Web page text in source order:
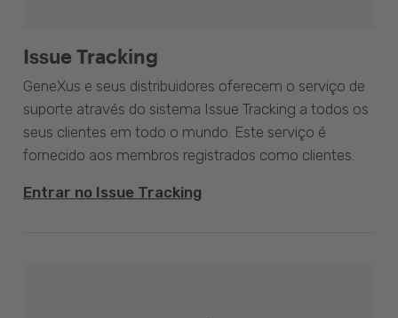
Issue Tracking
GeneXus e seus distribuidores oferecem o serviço de
suporte através do sistema Issue Tracking a todos os
seus clientes em todo o mundo. Este serviço é
fornecido aos membros registrados como clientes.
Entrar no Issue Tracking